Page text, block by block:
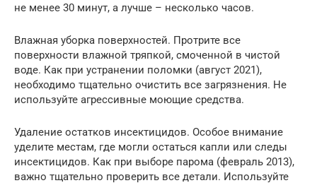
не менее 30 минут, а лучше – несколько часов.
Влажная уборка поверхностей. Протрите все
поверхности влажной тряпкой, смоченной в чистой
воде. Как при устранении поломки (август 2021),
необходимо тщательно очистить все загрязнения. Не
используйте агрессивные моющие средства.
Удаление остатков инсектицидов. Особое внимание
уделите местам, где могли остаться капли или следы
инсектицидов. Как при выборе парома (февраль 2013),
важно тщательно проверить все детали. Используйте